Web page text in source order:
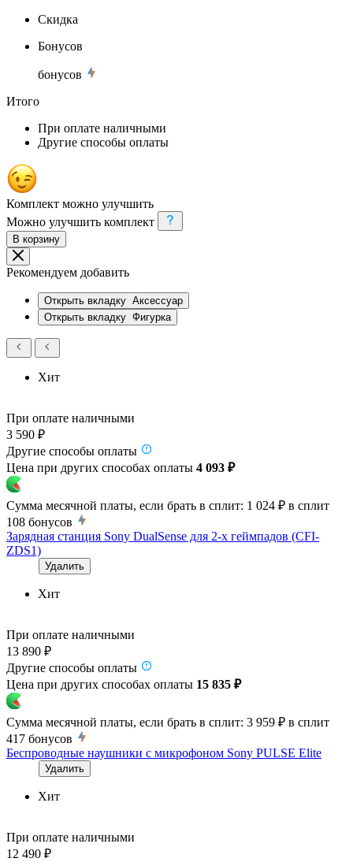
Скидка
Бонусов
бонусов
Итого
При оплате наличными
Другие способы оплаты
Комплект можно улучшить
Можно улучшить комплект
В корзину
Рекомендуем добавить
Открыть вкладку Аксессуар
Открыть вкладку Фигурка
Хит
При оплате наличными
3 590 ₽
Другие способы оплаты
Цена при других способах оплаты 4 093 ₽
Сумма месячной платы, если брать в сплит: 1 024 ₽ в сплит
108 бонусов
Зарядная станция Sony DualSense для 2-х геймпадов (CFI-
ZDS1)
Удалить
Хит
При оплате наличными
13 890 ₽
Другие способы оплаты
Цена при других способах оплаты 15 835 ₽
Сумма месячной платы, если брать в сплит: 3 959 ₽ в сплит
417 бонусов
Беспроводные наушники с микрофоном Sony PULSE Elite
Удалить
Хит
При оплате наличными
12 490 ₽